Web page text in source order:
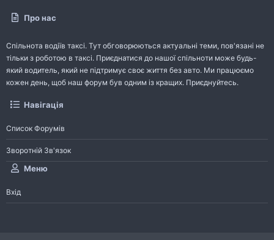
Про нас
Спільнота водіїв таксі. Тут обговорюються актуальні теми, пов'язані не
тільки з роботою в таксі. Приєднатися до нашої спільноти може будь-
який водитель, який не підтримує своє життя без авто. Ми працюємо
кожен день, щоб наш форум був одним із кращих. Приєднуйтесь.
Навігація
Список Форумів
Зворотній Зв'язок
Меню
Вхід